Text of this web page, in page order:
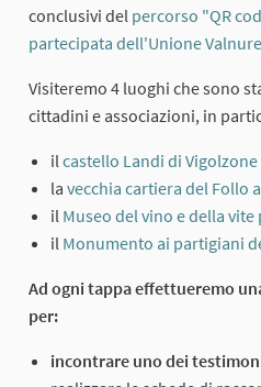
conclusivi del percorso "QR
partecipata dell'Unione
Visiteremo 4 luoghi che sono
cittadini e associazioni, in
il castello Landi di Vigolzone
la vecchia cartiera del Follo
il Museo del vino e della
il Monumento ai partigiani
Ad ogni tappa effettueremo
per:
incontrare uno dei